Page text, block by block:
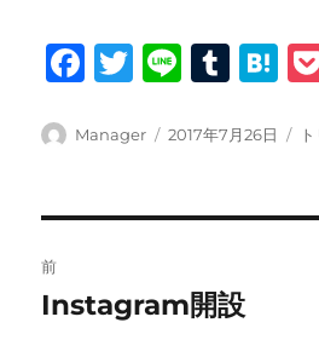
F
c
b
o
T
it
r
Li
e
T
m
r
H
e
a
投
Manager
投
2017年7月26日
カ
稿
前
前
Instagram開設